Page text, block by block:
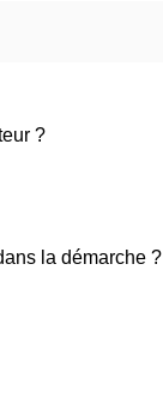
?
la démarche ?